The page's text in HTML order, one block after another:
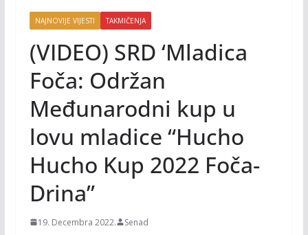
NAJNOVIJE VIJESTI TAKMIČENJA
(VIDEO) SRD ‘Mladica
Foča: Održan
Međunarodni kup u
lovu mladice “Hucho
Hucho Kup 2022 Foča-
Drina”
19. Decembra 2022. Senad